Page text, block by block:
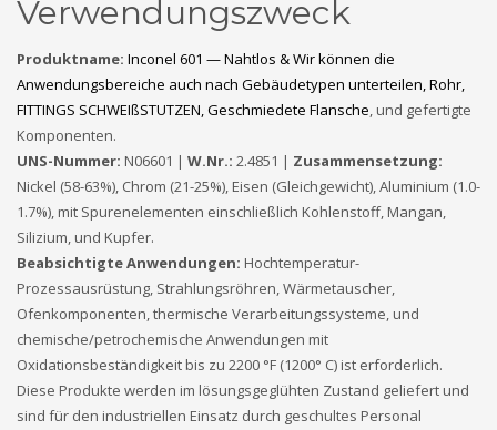
Verwendungszweck
Produktname: Inconel 601 — Nahtlos & Wir können die
Anwendungsbereiche auch nach Gebäudetypen unterteilen, Rohr,
FITTINGS SCHWEIßSTUTZEN, Geschmiedete Flansche, und gefertigte
Komponenten.
UNS-Nummer: N06601 | W.Nr.: 2.4851 | Zusammensetzung:
Nickel (58-63%), Chrom (21-25%), Eisen (Gleichgewicht), Aluminium (1.0-
1.7%), mit Spurenelementen einschließlich Kohlenstoff, Mangan,
Silizium, und Kupfer.
Beabsichtigte Anwendungen: Hochtemperatur-
Prozessausrüstung, Strahlungsröhren, Wärmetauscher,
Ofenkomponenten, thermische Verarbeitungssysteme, und
chemische/petrochemische Anwendungen mit
Oxidationsbeständigkeit bis zu 2200 °F (1200° C) ist erforderlich.
Diese Produkte werden im lösungsgeglühten Zustand geliefert und
sind für den industriellen Einsatz durch geschultes Personal